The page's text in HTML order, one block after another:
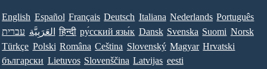
English Español Français Deutsch Italiana Nederlands Português
עברית العَرَبِيَّة हिन्दी ру́сский язы́к Dansk Svenska Suomi Norsk
Türkçe Polski Româna Ceština Slovenský Magyar Hrvatski
български Lietuvos Slovenščina Latvijas eesti